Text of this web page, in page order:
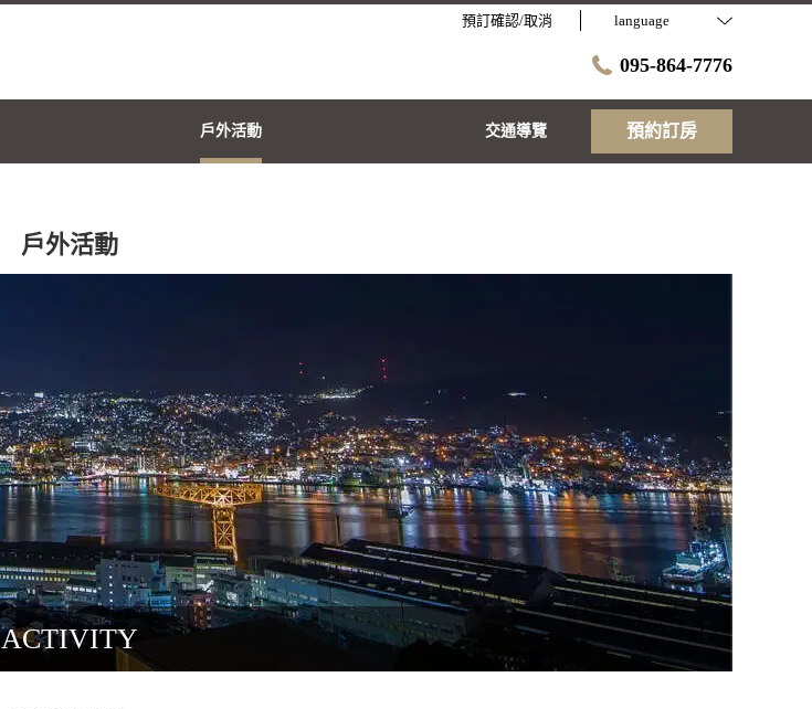
預訂確認/取消 language
095-864-7776
戶外活動 交通導覽 預約訂房
戶外活動
ACTIVITY